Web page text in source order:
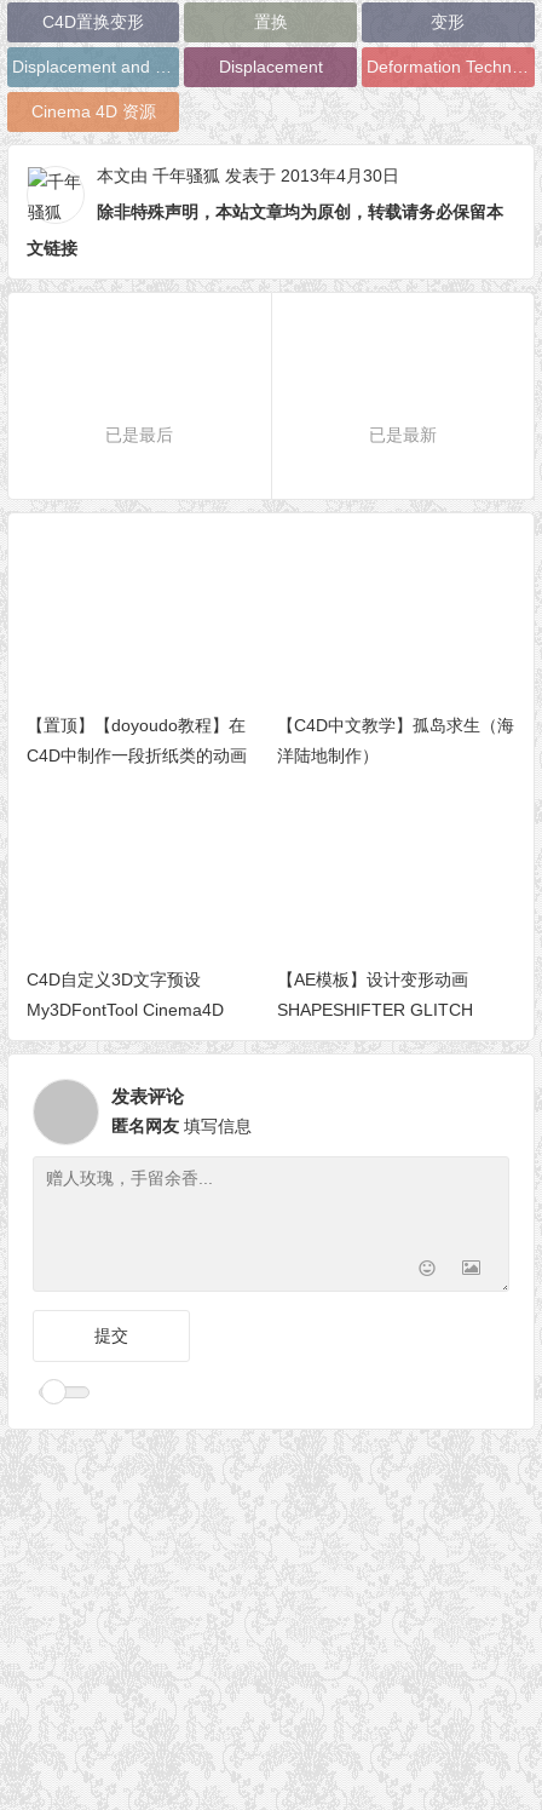
C4D置换变形 置换 变形
Displacement and Deformation Techniques in Cinema 4D Displacement Deformation Techniques
Cinema 4D 资源
本文由 千年骚狐 发表于 2013年4月30日
除非特殊声明，本站文章均为原创，转载请务必保留本
文链接
已是最后 已是最新
【置顶】【doyoudo教程】在
C4D中制作一段折纸类的动画
【C4D中文教学】孤岛求生（海
洋陆地制作）
C4D自定义3D文字预设
My3DFontTool Cinema4D
【AE模板】设计变形动画
SHAPESHIFTER GLITCH
发表评论
匿名网友 填写信息